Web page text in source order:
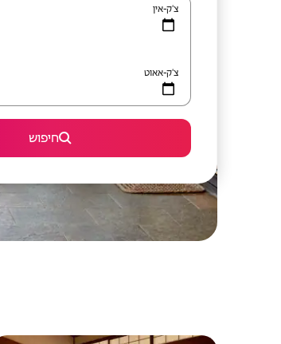
צ'ק-אין
צ'ק-אאוט
חיפוש